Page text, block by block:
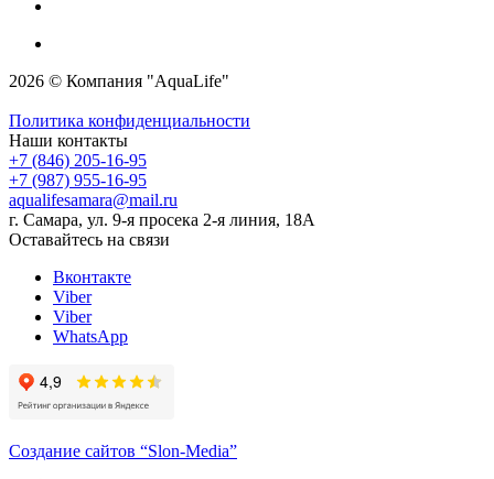
2026 © Компания "AquaLife"
Политика конфиденциальности
Наши контакты
+7 (846) 205-16-95
+7 (987) 955-16-95
aqualifesamara@mail.ru
г. Самара, ул. 9-я просека 2-я линия, 18А
Оставайтесь на связи
Вконтакте
Viber
Viber
WhatsApp
Создание сайтов “Slon-Media”